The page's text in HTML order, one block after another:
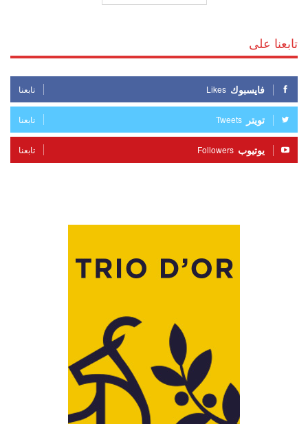
تابعنا على
فايسبوك Likes تابعنا
تويتر Tweets تابعنا
يوتيوب Followers تابعنا